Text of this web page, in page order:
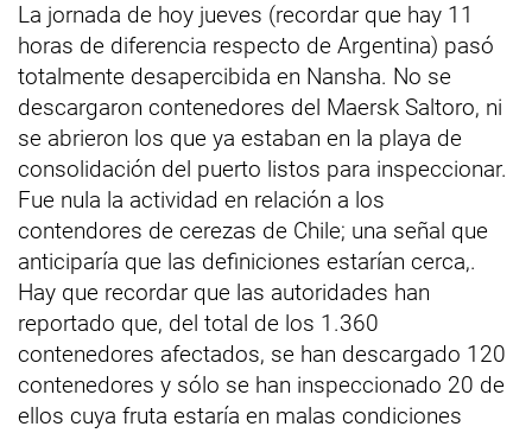
La jornada de hoy jueves (recordar que hay 11
horas de diferencia respecto de Argentina) pasó
totalmente desapercibida en Nansha. No se
descargaron contenedores del Maersk Saltoro, ni
se abrieron los que ya estaban en la playa de
consolidación del puerto listos para inspeccionar.
Fue nula la actividad en relación a los
contendores de cerezas de Chile; una señal que
anticiparía que las definiciones estarían cerca,.
Hay que recordar que las autoridades han
reportado que, del total de los 1.360
contenedores afectados, se han descargado 120
contenedores y sólo se han inspeccionado 20 de
ellos cuya fruta estaría en malas condiciones